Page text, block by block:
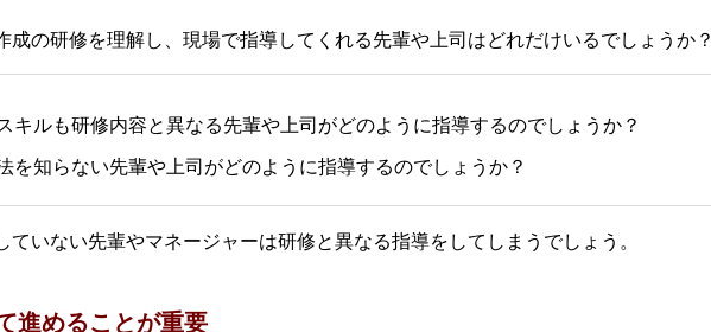
成の研修を理解し、現場で指導してくれる先輩や上司はどれだけいるでしょうか？
キルも研修内容と異なる先輩や上司がどのように指導するのでしょうか？
を知らない先輩や上司がどのように指導するのでしょうか？
いない先輩やマネージャーは研修と異なる指導をしてしまうでしょう。
進めることが重要